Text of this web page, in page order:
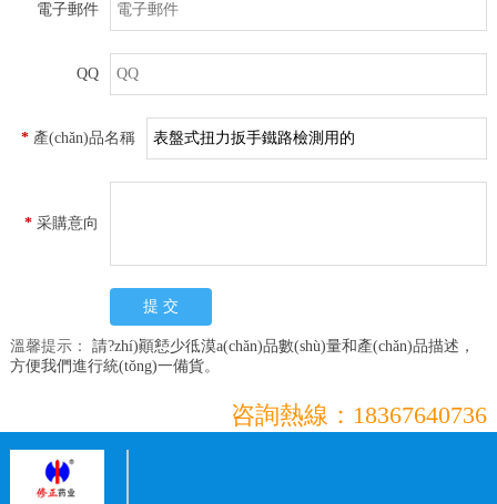
電子郵件
QQ
* 產(chǎn)品名稱
* 采購意向
溫馨提示： 請?zhí)顚懖少彽漠a(chǎn)品數(shù)量和產(chǎn)品描述，
方便我們進行統(tǒng)一備貨。
咨詢熱線：18367640736